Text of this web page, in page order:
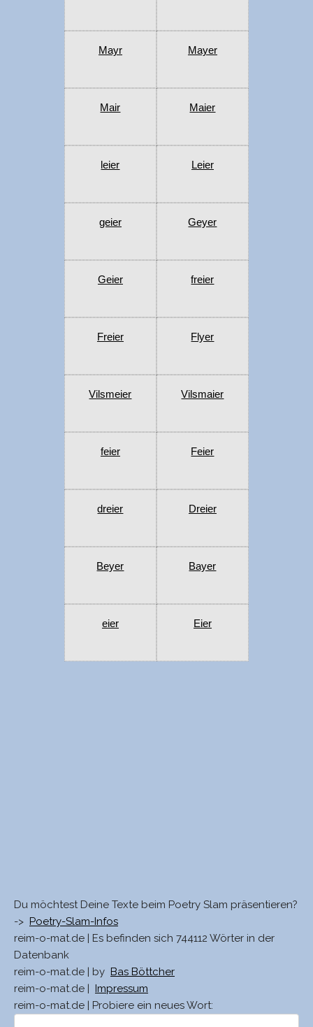
Mayr Mayer
Mair Maier
leier Leier
geier Geyer
Geier freier
Freier Flyer
Vilsmeier Vilsmaier
feier Feier
dreier Dreier
Beyer Bayer
eier Eier
Du möchtest Deine Texte beim Poetry Slam präsentieren?
-> Poetry-Slam-Infos
reim-o-mat.de | Es befinden sich 744112 Wörter in der
Datenbank
reim-o-mat.de | by Bas Böttcher
reim-o-mat.de |
Impressum
reim-o-mat.de | Probiere ein neues Wort: